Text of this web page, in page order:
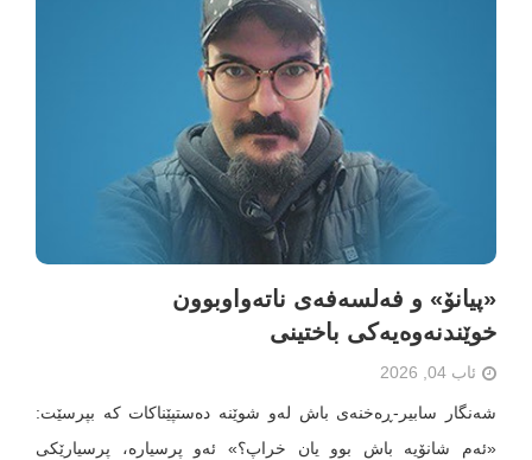
«پیانۆ» و فەلسەفەی ناتەواوبوون
خوێندنەوەیەکی باختینی
ئاب 04, 2026
شەنگار سابیر-ڕەخنەی باش لەو شوێنە دەستپێناکات کە بپرسێت:
«ئەم شانۆیە باش بوو یان خراپ؟» ئەو پرسیارە، پرسیارێکی